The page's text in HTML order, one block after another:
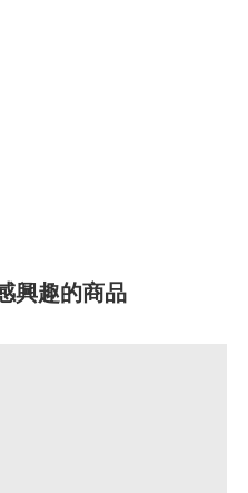
興趣的商品